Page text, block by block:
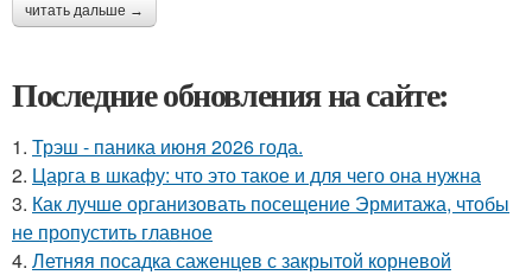
читать дальше →
Последние обновления на сайте:
1. Трэш - паника июня 2026 года.
2. Царга в шкафу: что это такое и для чего она нужна
3. Как лучше организовать посещение Эрмитажа, чтобы
не пропустить главное
4. Летняя посадка саженцев с закрытой корневой